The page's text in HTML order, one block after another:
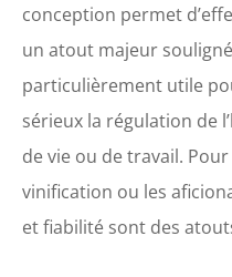
conception permet
un atout majeur
particulièrement utile
sérieux la régulation de
de vie ou de travail.
vinification ou les
et fiabilité sont des